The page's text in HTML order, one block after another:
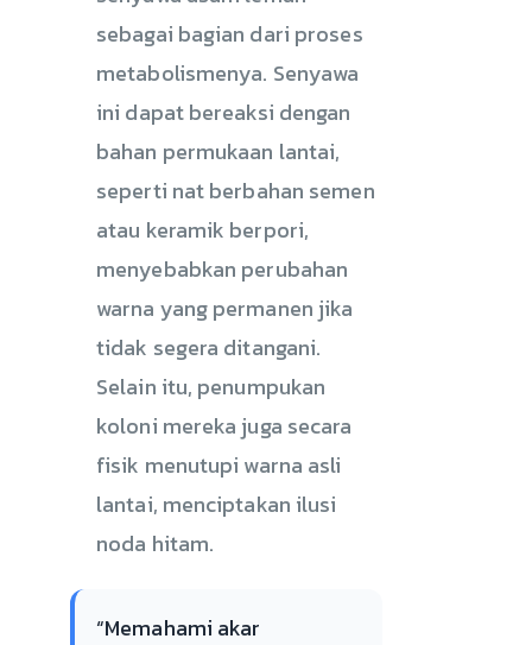
sebagai bagian dari proses
metabolismenya. Senyawa
ini dapat bereaksi dengan
bahan permukaan lantai,
seperti nat berbahan semen
atau keramik berpori,
menyebabkan perubahan
warna yang permanen jika
tidak segera ditangani.
Selain itu, penumpukan
koloni mereka juga secara
fisik menutupi warna asli
lantai, menciptakan ilusi
noda hitam.
“Memahami akar